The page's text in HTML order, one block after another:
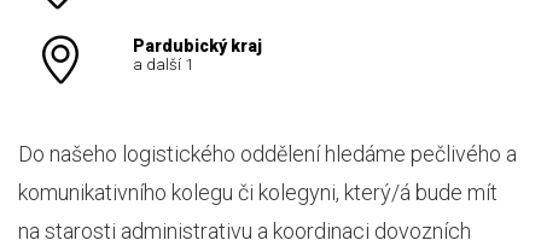
Pardubický kraj
a další 1
Do našeho logistického oddělení hledáme pečlivého a
komunikativního kolegu či kolegyni, který/á bude mít
na starosti administrativu a koordinaci dovozních